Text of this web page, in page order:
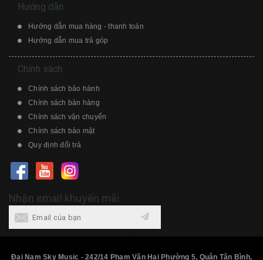
Hướng dẫn
Hướng dẫn mua hàng - thanh toán
Hướng dẫn mua trả góp
Chính sách
Chính sách bảo hành
Chính sách bán hàng
Chính sách vận chuyển
Chính sách bảo mật
Quy định đổi trả
Nhận email khuyến mãi
Đại Nam Sky Music - 242/14 Phạm Văn Hai Phường 5, Quận Tân Bình,